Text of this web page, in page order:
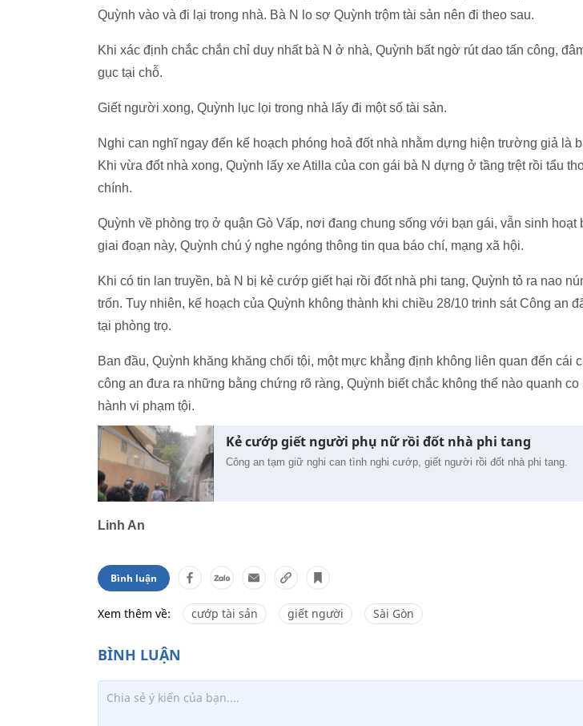
Quỳnh vào và đi lại trong nhà. Bà N lo sợ Quỳnh trộm tài sản nên đi theo sau.
Khi xác định chắc chắn chỉ duy nhất bà N ở nhà, Quỳnh bất ngờ rút dao tấn công,
gục tại chỗ.
Giết người xong, Quỳnh lục lọi trong nhà lấy đi một số tài sản.
Nghi can nghĩ ngay đến kế hoạch phóng hoả đốt nhà nhằm dựng hiện trường giả là
Khi vừa đốt nhà xong, Quỳnh lấy xe Atilla của con gái bà N dựng ở tầng trệt rồi tẩu
chính.
Quỳnh về phòng trọ ở quận Gò Vấp, nơi đang chung sống với bạn gái, vẫn sinh hoạt
giai đoạn này, Quỳnh chú ý nghe ngóng thông tin qua báo chí, mạng xã hội.
Khi có tin lan truyền, bà N bị kẻ cướp giết hại rồi đốt nhà phi tang, Quỳnh tỏ ra nao
trốn. Tuy nhiên, kế hoạch của Quỳnh không thành khi chiều 28/10 trinh sát Công an
tại phòng trọ.
Ban đầu, Quỳnh khăng khăng chối tội, một mực khẳng định không liên quan đến cái
công an đưa ra những bằng chứng rõ ràng, Quỳnh biết chắc không thể nào quanh
hành vi phạm tội.
Kẻ cướp giết người phụ nữ rồi đốt nhà phi tang
Công an tạm giữ nghi can tình nghi cướp, giết người rồi đốt nhà phi tang.
Linh An
Bình luận
Xem thêm về: cướp tài sản giết người Sài Gòn